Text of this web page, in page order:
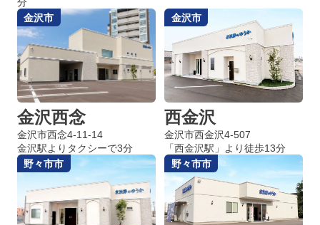
分
金沢市
金沢西念
金沢市西念4-11-14
金沢駅よりタクシーで3分
金沢市
西金沢
金沢市西金沢4-507
「西金沢駅」より徒歩13分
野々市市
野々市市